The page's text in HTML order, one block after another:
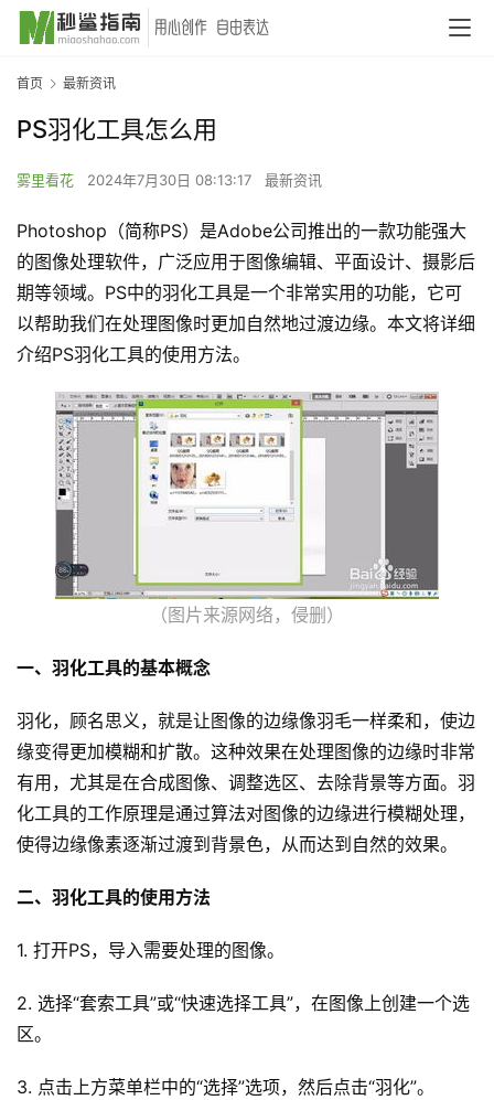
首页 最新资讯
PS羽化工具怎么用
雾里看花 2024年7月30日 08:13:17 最新资讯
Photoshop（简称PS）是Adobe公司推出的一款功能强大
的图像处理软件，广泛应用于图像编辑、平面设计、摄影后
期等领域。PS中的羽化工具是一个非常实用的功能，它可
以帮助我们在处理图像时更加自然地过渡边缘。本文将详细
介绍PS羽化工具的使用方法。
（图片来源网络，侵删）
一、羽化工具的基本概念
羽化，顾名思义，就是让图像的边缘像羽毛一样柔和，使边
缘变得更加模糊和扩散。这种效果在处理图像的边缘时非常
有用，尤其是在合成图像、调整选区、去除背景等方面。羽
化工具的工作原理是通过算法对图像的边缘进行模糊处理，
使得边缘像素逐渐过渡到背景色，从而达到自然的效果。
二、羽化工具的使用方法
1. 打开PS，导入需要处理的图像。
2. 选择“套索工具”或“快速选择工具”，在图像上创建一个选
区。
3. 点击上方菜单栏中的“选择”选项，然后点击“羽化”。